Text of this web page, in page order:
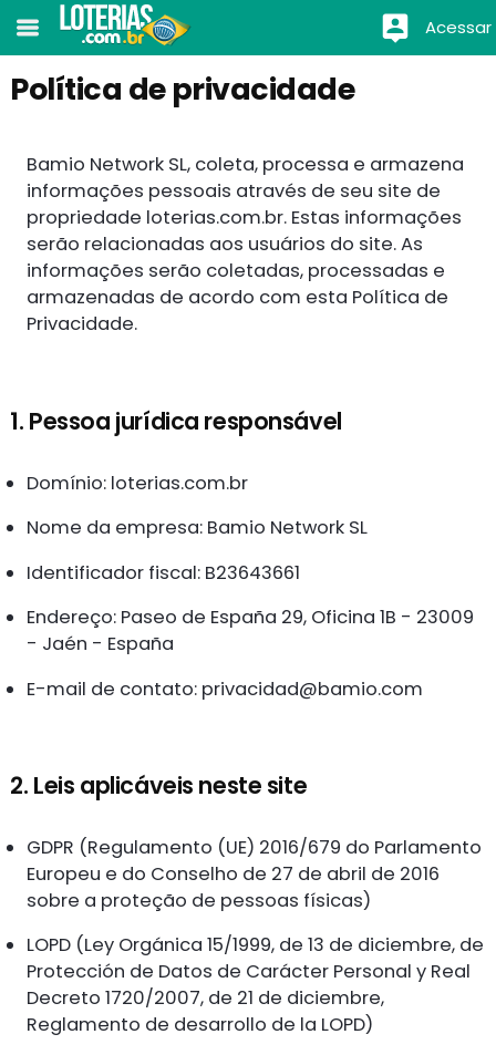
Acessar
Política de privacidade
Bamio Network SL, coleta, processa e armazena
informações pessoais através de seu site de
propriedade loterias.com.br. Estas informações
serão relacionadas aos usuários do site. As
informações serão coletadas, processadas e
armazenadas de acordo com esta Política de
Privacidade.
1. Pessoa jurídica responsável
Domínio: loterias.com.br
Nome da empresa: Bamio Network SL
Identificador fiscal: B23643661
Endereço: Paseo de España 29, Oficina 1B - 23009
- Jaén - España
E-mail de contato: privacidad@bamio.com
2. Leis aplicáveis neste site
GDPR (Regulamento (UE) 2016/679 do Parlamento
Europeu e do Conselho de 27 de abril de 2016
sobre a proteção de pessoas físicas)
LOPD (Ley Orgánica 15/1999, de 13 de diciembre, de
Protección de Datos de Carácter Personal y Real
Decreto 1720/2007, de 21 de diciembre,
Reglamento de desarrollo de la LOPD)